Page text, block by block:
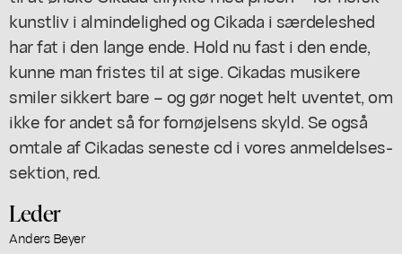
kunstliv i almindelighed og Cikada i særdeleshed
har fat i den lange ende. Hold nu fast i den ende,
kunne man fristes til at sige. Cikadas musikere
smiler sikkert bare – og gør noget helt uventet, om
ikke for andet så for fornøjelsens skyld. Se også
omtale af Cikadas seneste cd i vores anmeldelses-
sektion, red.
Leder
Anders Beyer